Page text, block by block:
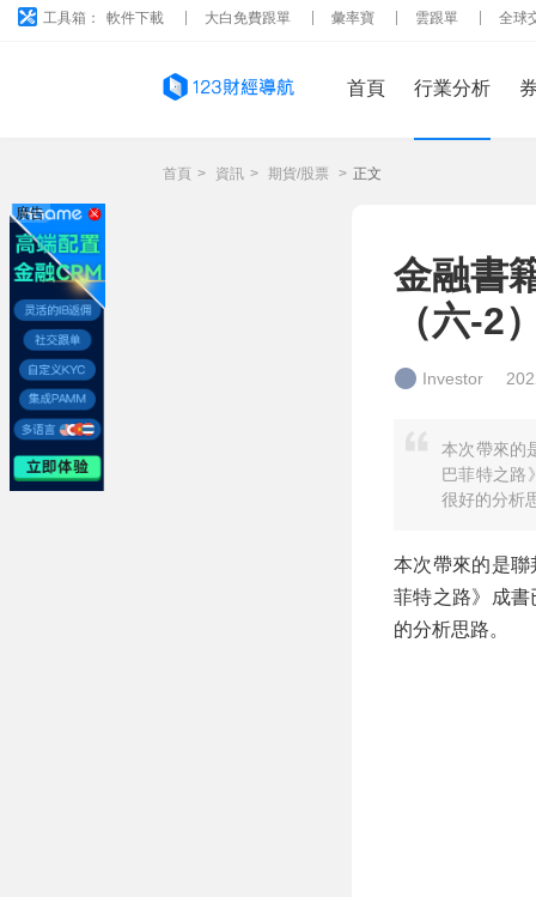
工具箱： 軟件下載 大白免費跟單 彙率寶 雲跟單 全球
首頁 行業分析
首頁 > 資訊 > 期貨/股票 > 正文
金融書
（六-2
Investor
本次帶來的
巴菲特之路
很好的分析
本次帶來的是
菲特之路》成
的分析思路。
廣告